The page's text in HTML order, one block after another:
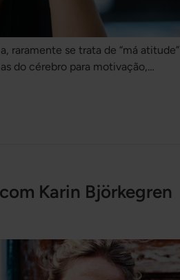
raramente se trata de “má atitude”
do cérebro para motivação,
deveria ser divertido soa mais
Karin Björkegren